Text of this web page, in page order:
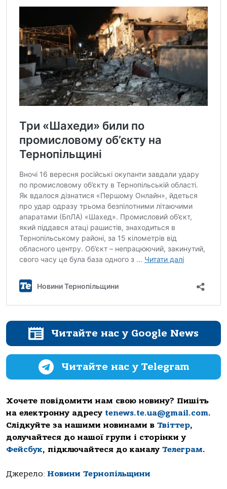
Читайте нас у Google News
Читайте нас у Telegram
Хочете повідомити нам свою новину? Пишіть
на електронну адресу tenews.te.ua@gmail.com.
Слідкуйте за нашими новинами в Твіттер,
долучайтеся до нашої групи і сторінки у
Фейсбук, підключайтеся до каналу Телеграм.
Джерело: Новини Тернопільщини